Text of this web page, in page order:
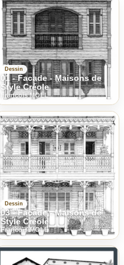
Dessin
01 - Facade - Maisons de
Style Créole
Francois MOLL
Dessin
03 - Facade - Maisons de
Style Créole
Francois MOLL